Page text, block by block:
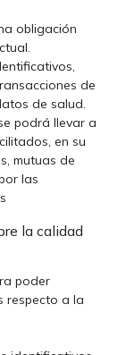
obligación
de
de salud.
podrá llevar a
en su
mutuas de
las
la calidad
poder
respecto a la